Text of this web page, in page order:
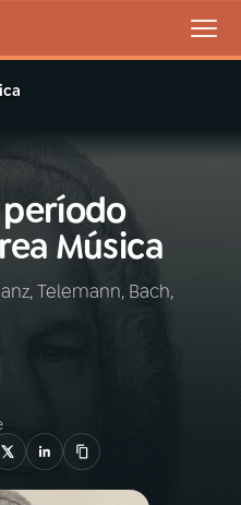
Música
Telemann, Bach,